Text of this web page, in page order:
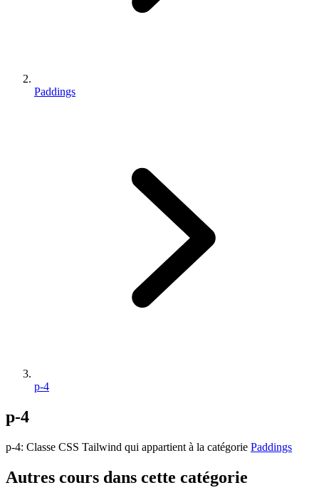
Paddings
p-4
p-4
p-4: Classe CSS Tailwind qui appartient à la catégorie Paddings
Autres cours dans cette catégorie